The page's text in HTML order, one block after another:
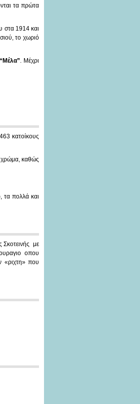
τα πρώτα
στα 1914 και
το χωριό
“Μέλα”. Μέχρι
κατοίκους
χρώμα, καθώς
τα πολλά και
με
οπου
«ριχτη» που